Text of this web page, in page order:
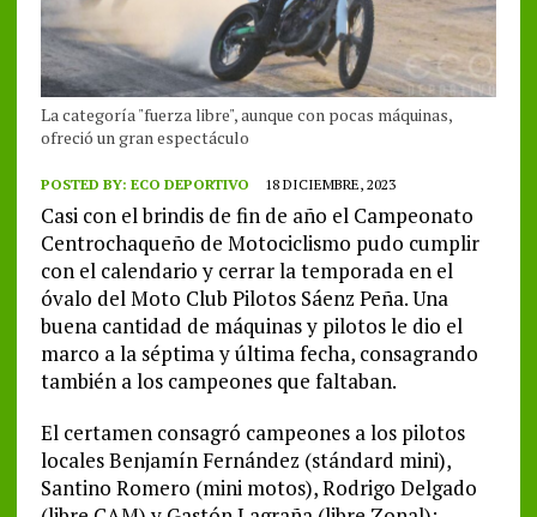
La categoría "fuerza libre", aunque con pocas máquinas,
ofreció un gran espectáculo
POSTED BY: ECO DEPORTIVO 18 DICIEMBRE, 2023
Casi con el brindis de fin de año el Campeonato
Centrochaqueño de Motociclismo pudo cumplir
con el calendario y cerrar la temporada en el
óvalo del Moto Club Pilotos Sáenz Peña. Una
buena cantidad de máquinas y pilotos le dio el
marco a la séptima y última fecha, consagrando
también a los campeones que faltaban.
El certamen consagró campeones a los pilotos
locales Benjamín Fernández (stándard mini),
Santino Romero (mini motos), Rodrigo Delgado